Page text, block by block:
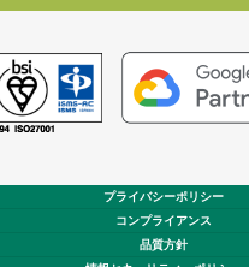
プライバシーポリシー
コンプライアンス
品質方針